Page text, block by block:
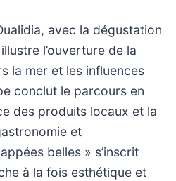
avec la dégustation
l’ouverture de la
la mer et les influences
conclut le parcours en
des produits locaux et la
et
belles » s’inscrit
à la fois esthétique et